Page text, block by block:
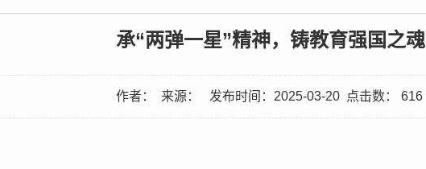
承“两弹一星”精神，铸教育强国之魂
作者： 来源： 发布时间：2025-03-20 点击数： 616